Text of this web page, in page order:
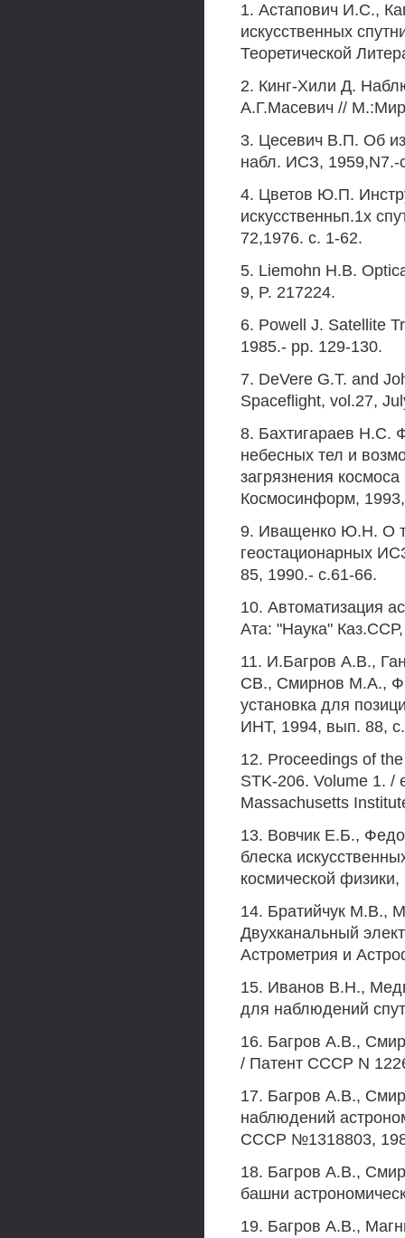
1. Астапович И.С.,
искусственных
Теоретической
2. Кинг-Хили Д.
А.Г.Масевич //
3. Цесевич В.П. Об
набл. ИСЗ, 1959,N7.-
4. Цветов Ю.П.
искусственньп.1х
72,1976. с. 1-62.
5. Liemohn Н.В.
9, P. 217224.
6. Powell J. Satellite
1985.- pp. 129-130.
7. DeVere G.T. and
Spaceflight, vol.27,
8. Бахтигараев H.C.
небесных тел и
загрязнения
Космосинформ,
9. Иващенко Ю.Н. О
геостационарных
85, 1990.- с.61-66.
10. Автоматизация
Ата: "Наука"
11. И.Багров А.В.,
СВ., Смирнов М.А.,
установка для
ИНТ, 1994, вып. 88,
12. Proceedings of
STK-206. Volume 1. /
Massachusetts
13. Вовчик Е.Б.,
блеска
космической
14. Братийчук М.В.,
Двухканальный
Астрометрия и
15. Иванов В.Н.,
для наблюдений
16. Багров A.B.,
/ Патент СССР N
17. Багров A.B.,
наблюдений
СССР №1318803,
18. Багров A.B.,
башни
19. Багров A.B.,